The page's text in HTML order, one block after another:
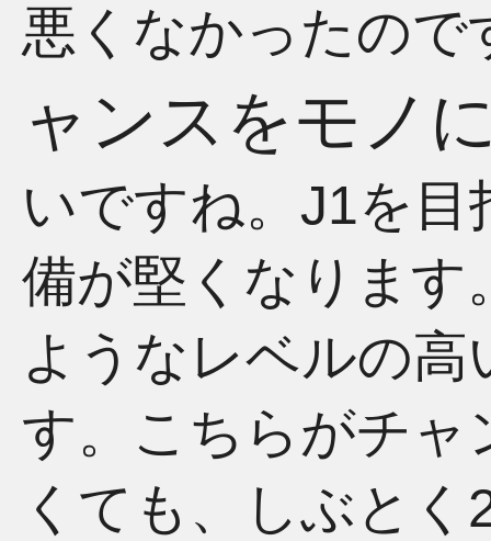
悪くなかったので
ャンスをモノ
いですね。J1を
備が堅くなります
ようなレベルの
す。こちらがチ
くても、しぶと